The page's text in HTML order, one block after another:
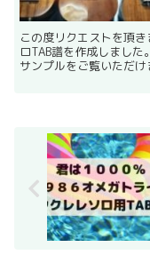
この度リクエストを頂
ロTAB譜を作成しまし
サンプルをご覧いただ